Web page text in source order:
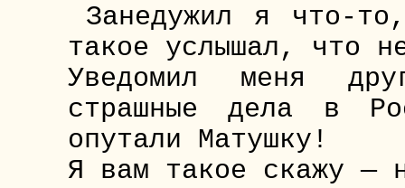
Занедужил я что-
такое услышал, что
Уведомил меня
страшные дела в
опутали Матушку!
Я вам такое скажу —